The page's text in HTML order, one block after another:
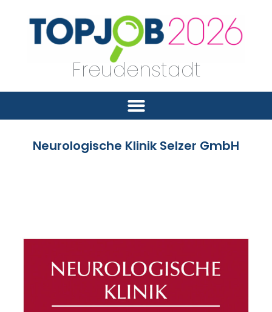
Freudenstadt
Neurologische Klinik Selzer GmbH